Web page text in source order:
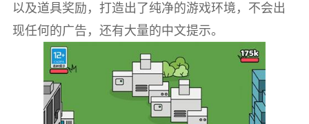
以及道具奖励，打造出了纯净的游戏环境，不会出
现任何的广告，还有大量的中文提示。